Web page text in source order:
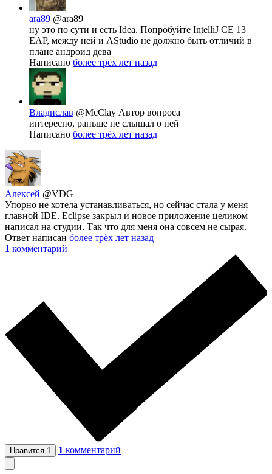
ara89 @ara89
ну это по сути и есть Idea. Попробуйте IntelliJ CE 13
EAP, между ней и AStudio не должно быть отличий в
плане андроид дева
Написано более трёх лет назад
Владислав @McClay Автор вопроса
интересно, раньше не слышал о ней
Написано более трёх лет назад
Алексей @VDG
Упорно не хотела устанавливаться, но сейчас стала у меня
главной IDE. Eclipse закрыл и новое приложение целиком
написал на студии. Так что для меня она совсем не сырая.
Ответ написан более трёх лет назад
1 комментарий
Нравится 1 1 комментарий